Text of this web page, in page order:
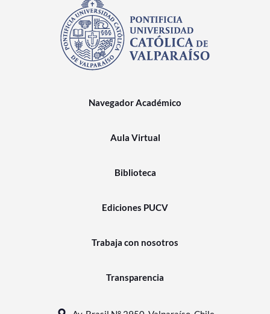
Navegador Académico
Aula Virtual
Biblioteca
Ediciones PUCV
Trabaja con nosotros
Transparencia